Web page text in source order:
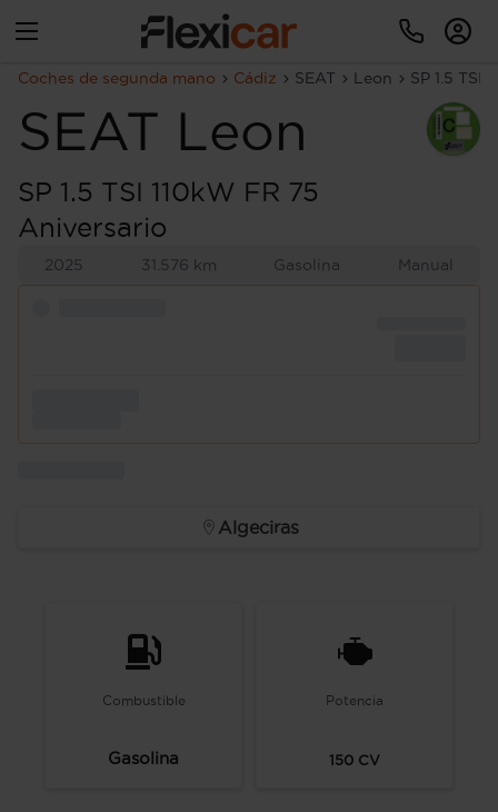
Coches de segunda mano Cádiz SEAT Leon SP 1.5 TSI
SEAT Leon
SP 1.5 TSI 110kW FR 75
Aniversario
2025 31.576 km Gasolina Manual
Algeciras
Combustible
Gasolina
Potencia
150 CV